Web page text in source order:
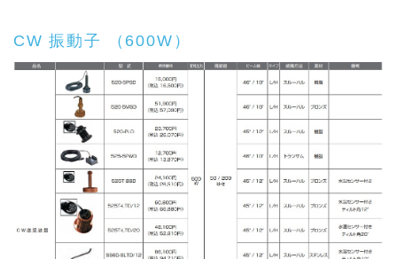
CW 振動子 （600W）